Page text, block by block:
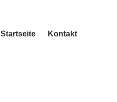
Startseite Kontakt